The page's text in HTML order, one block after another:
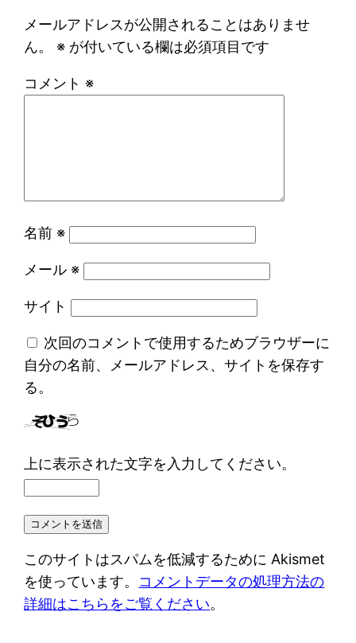
メールアドレスが公開されることはありませ
ん。
※ が付いている欄は必須項目です
コメント ※
名前 ※
メール ※
サイト
次回のコメントで使用するためブラウザーに
自分の名前、メールアドレス、サイトを保存す
る。
上に表示された文字を入力してください。
このサイトはスパムを低減するために Akismet
を使っています。 コメントデータの処理方法の
詳細はこちらをご覧ください。